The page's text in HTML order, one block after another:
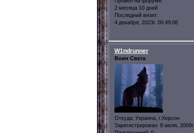
2 месяца 10 дней
Последний визит:
4 декабря, 2023г. 00:49:06
W1ndrunner
Воин Света
Откуда: Украина, г.Херсон
Зарегистрирован: 8 июля, 2009г.